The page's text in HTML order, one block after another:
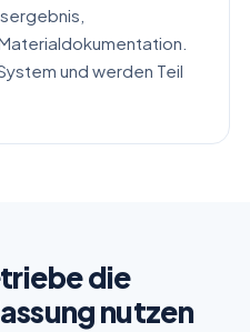
und werden Teil
die
nutzen